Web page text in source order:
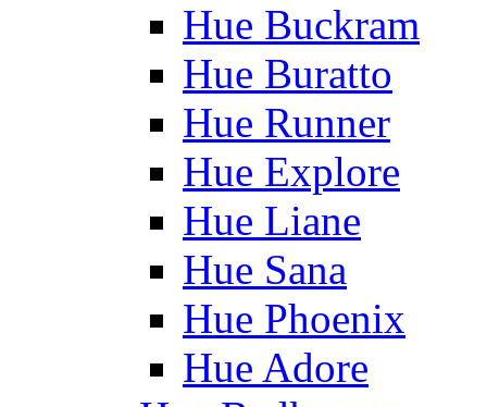
Hue Buckram
Hue Buratto
Hue Runner
Hue Explore
Hue Liane
Hue Sana
Hue Phoenix
Hue Adore